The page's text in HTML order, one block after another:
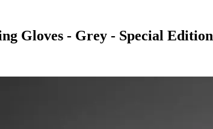
Gloves - Grey - Special Edition